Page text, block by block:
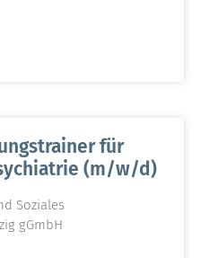
für
(m/w/d)
Soziales
gGmbH